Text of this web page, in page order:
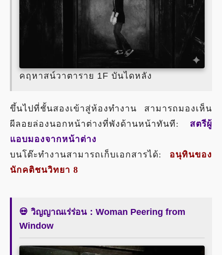
คฤหาสน์วาตาราย 1F บันไดหลัง
ขึ้นไปที่ชั้นสองเข้าสู่ห้องทำงาน สามารถมองเห็น
ผีลอยล่องนอกหน้าต่างที่พังด้านหน้าทันที: สตรีผู้
แอบมองจากหน้าต่าง
บนโต๊ะทำงานสามารถเก็บเอกสารได้: อนุทินของ
นักคติชนวิทยา 8
💀 วิญญาณเร่ร่อน：Woman Peering from
Window